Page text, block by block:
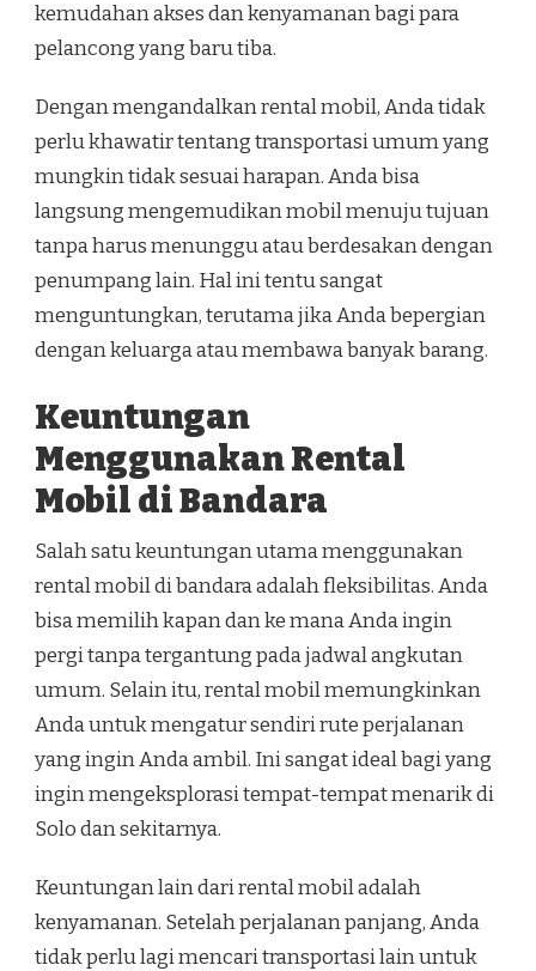
kemudahan akses dan kenyamanan bagi para
pelancong yang baru tiba.
Dengan mengandalkan rental mobil, Anda tidak
perlu khawatir tentang transportasi umum yang
mungkin tidak sesuai harapan. Anda bisa
langsung mengemudikan mobil menuju tujuan
tanpa harus menunggu atau berdesakan dengan
penumpang lain. Hal ini tentu sangat
menguntungkan, terutama jika Anda bepergian
dengan keluarga atau membawa banyak barang.
Keuntungan
Menggunakan Rental
Mobil di Bandara
Salah satu keuntungan utama menggunakan
rental mobil di bandara adalah fleksibilitas. Anda
bisa memilih kapan dan ke mana Anda ingin
pergi tanpa tergantung pada jadwal angkutan
umum. Selain itu, rental mobil memungkinkan
Anda untuk mengatur sendiri rute perjalanan
yang ingin Anda ambil. Ini sangat ideal bagi yang
ingin mengeksplorasi tempat-tempat menarik di
Solo dan sekitarnya.
Keuntungan lain dari rental mobil adalah
kenyamanan. Setelah perjalanan panjang, Anda
tidak perlu lagi mencari transportasi lain untuk